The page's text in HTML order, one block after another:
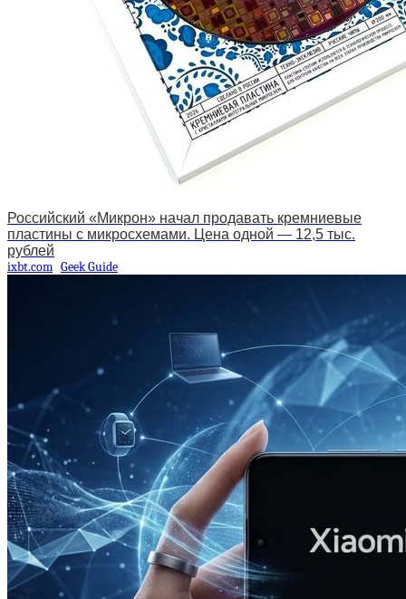
Российский «Микрон» начал продавать кремниевые
пластины с микросхемами. Цена одной — 12,5 тыс.
рублей
ixbt.com Geek Guide